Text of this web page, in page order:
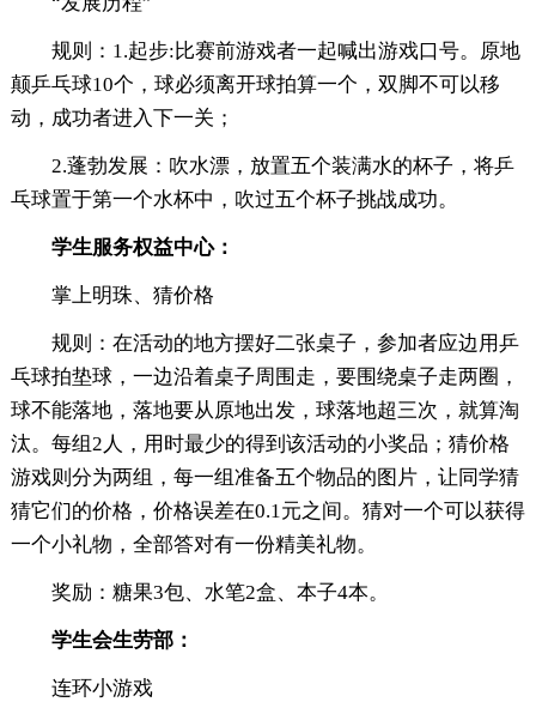
规则：1.起步:比赛前游戏者一起喊出游戏口号。原地
颠乒乓球10个，球必须离开球拍算一个，双脚不可以移
动，成功者进入下一关；
2.蓬勃发展：吹水漂，放置五个装满水的杯子，将乒
乓球置于第一个水杯中，吹过五个杯子挑战成功。
学生服务权益中心：
掌上明珠、猜价格
规则：在活动的地方摆好二张桌子，参加者应边用乒
乓球拍垫球，一边沿着桌子周围走，要围绕桌子走两圈，
球不能落地，落地要从原地出发，球落地超三次，就算淘
汰。每组2人，用时最少的得到该活动的小奖品；猜价格
游戏则分为两组，每一组准备五个物品的图片，让同学猜
猜它们的价格，价格误差在0.1元之间。猜对一个可以获得
一个小礼物，全部答对有一份精美礼物。
奖励：糖果3包、水笔2盒、本子4本。
学生会生劳部：
连环小游戏